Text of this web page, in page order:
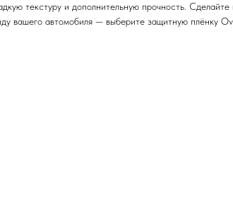
текстуру и дополнительную прочность.
вашего автомобиля — выберите защитную плёнку